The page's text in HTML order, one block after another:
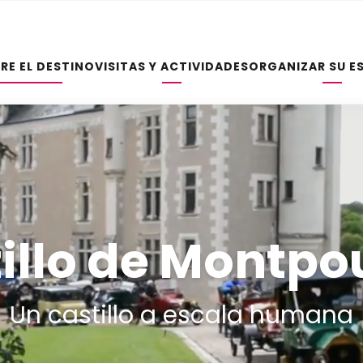
EL DESTINOVISITAS Y ACTIVIDADESORGANIZAR SU
de
Un castillo a escala humana